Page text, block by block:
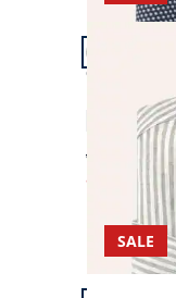
Artikel 13
Passform
Comfort Fit
Pures
ab € 89,99
ab € 44,99
Artikel 16
SALE